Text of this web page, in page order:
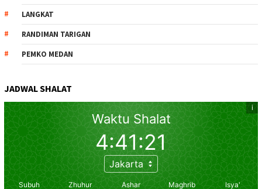
LANGKAT
RANDIMAN TARIGAN
PEMKO MEDAN
JADWAL SHALAT